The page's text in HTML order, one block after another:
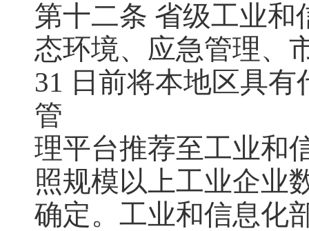
第十二条 省级工业和
态环境、应急管理、
31 日前将本地区具
管
理平台推荐至工业和
照规模以上工业企业
确定。工业和信息化